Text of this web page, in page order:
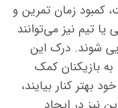
کمبود زمان تمرین و
تیم نیز می‌توانند
شوند. درک این
به بازیکنان کمک
بهتر کنار بیایند،